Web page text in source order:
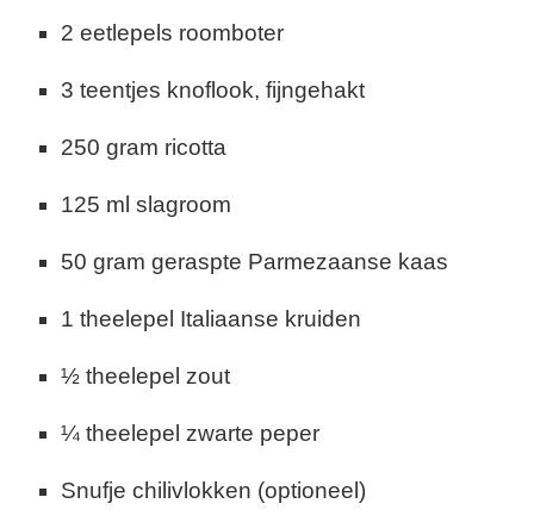
2 eetlepels roomboter
3 teentjes knoflook, fijngehakt
250 gram ricotta
125 ml slagroom
50 gram geraspte Parmezaanse kaas
1 theelepel Italiaanse kruiden
½ theelepel zout
¼ theelepel zwarte peper
Snufje chilivlokken (optioneel)